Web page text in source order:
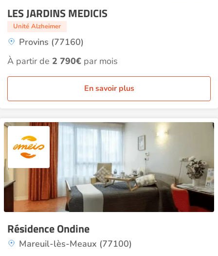
LES JARDINS MEDICIS
Unité Alzheimer
Provins (77160)
À partir de 2 790€ par mois
En savoir plus
Résidence Ondine
Mareuil-lès-Meaux (77100)